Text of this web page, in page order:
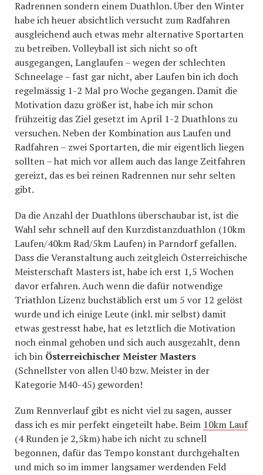
Radrennen sondern einem Duathlon. Über den Winter
habe ich heuer absichtlich versucht zum Radfahren
ausgleichend auch etwas mehr alternative Sportarten
zu betreiben. Volleyball ist sich nicht so oft
ausgegangen, Langlaufen – wegen der schlechten
Schneelage – fast gar nicht, aber Laufen bin ich doch
regelmässig 1-2 Mal pro Woche gegangen. Damit die
Motivation dazu größer ist, habe ich mir schon
frühzeitig das Ziel gesetzt im April 1-2 Duathlons zu
versuchen. Neben der Kombination aus Laufen und
Radfahren – zwei Sportarten, die mir eigentlich liegen
sollten – hat mich vor allem auch das lange Zeitfahren
gereizt, das es bei reinen Radrennen nur sehr selten
gibt.
Da die Anzahl der Duathlons überschaubar ist, ist die
Wahl sehr schnell auf den Kurzdistanzduathlon (10km
Laufen/40km Rad/5km Laufen) in Parndorf gefallen.
Dass die Veranstaltung auch zeitgleich Österreichische
Meisterschaft Masters ist, habe ich erst 1,5 Wochen
davor erfahren. Auch wenn die dafür notwendige
Triathlon Lizenz buchstäblich erst um 5 vor 12 gelöst
wurde und ich einige Leute (inkl. mir selbst) damit
etwas gestresst habe, hat es letztlich die Motivation
noch einmal gehoben und sich auch ausgezahlt, denn
ich bin Österreichischer Meister Masters
(Schnellster von allen Ü40 bzw. Meister in der
Kategorie M40-45) geworden!
Zum Rennverlauf gibt es nicht viel zu sagen, ausser
dass ich es mir perfekt eingeteilt habe. Beim 10km Lauf
(4 Runden je 2,5km) habe ich nicht zu schnell
begonnen, dafür das Tempo konstant durchgehalten
und mich so im immer langsamer werdenden Feld